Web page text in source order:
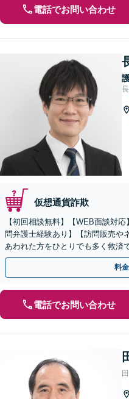
電話でお問い合わせ
仮想通貨詐欺
【初回相談無料】【WEB面談対
問弁護士経験あり】【訪問販売や
あわれた方をひとりでも多く救済
対応で返還請求をおこないます【
料
電話でお問い合わせ